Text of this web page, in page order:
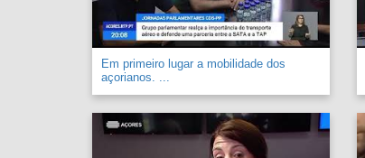
Em primeiro lugar a mobilidade dos
açorianos. ...